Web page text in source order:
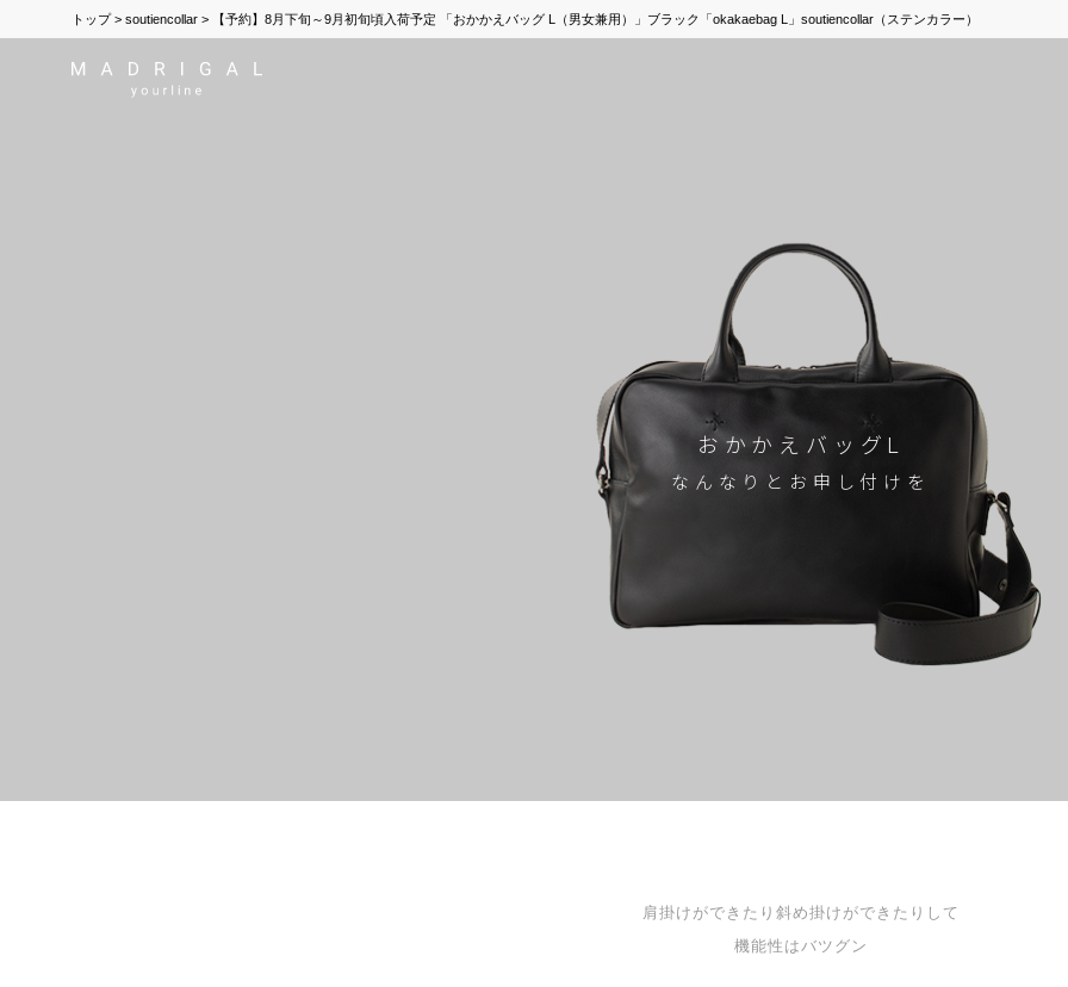
トップ soutiencollar 【予約】8月下旬～9月初旬頃入荷予定 「おかかえバッグ L（男女兼用）」ブラック「okakaebag L」soutiencollar（ステンカラー）
おかかえバッグL
なんなりとお申し付けを
肩掛けができたり斜め掛けができたりして
機能性はバツグン